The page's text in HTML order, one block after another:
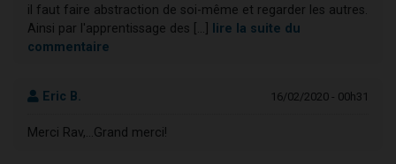
il faut faire abstraction de soi-même et regarder les autres.
Ainsi par l'apprentissage des [...]
lire la suite du
commentaire
Eric B. 16/02/2020 - 00h31
Merci Rav,...Grand merci!